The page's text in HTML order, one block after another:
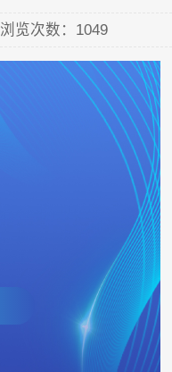
浏览次数： 1049